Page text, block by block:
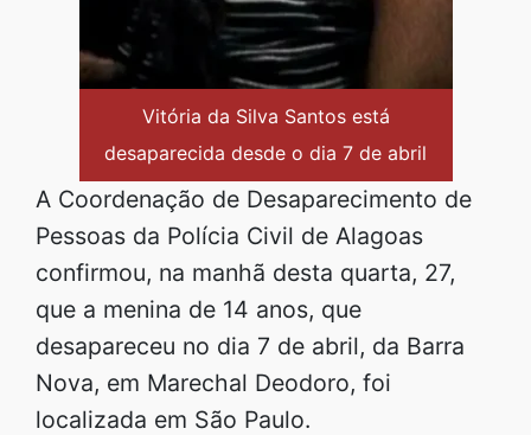
Vitória da Silva Santos está
desaparecida desde o dia 7 de abril
A Coordenação de Desaparecimento de
Pessoas da Polícia Civil de Alagoas
confirmou, na manhã desta quarta, 27,
que a menina de 14 anos, que
desapareceu no dia 7 de abril, da Barra
Nova, em Marechal Deodoro, foi
localizada em São Paulo.